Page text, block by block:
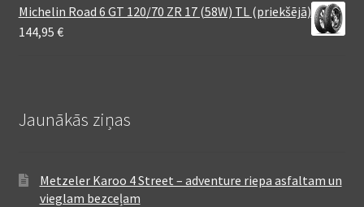
Michelin Road 6 GT 120/70 ZR 17 (58W) TL (priekšējā)
144,95 €
Jaunākās ziņas
Metzeler Karoo 4 Street – adventure riepa asfaltam un
vieglam bezceļam